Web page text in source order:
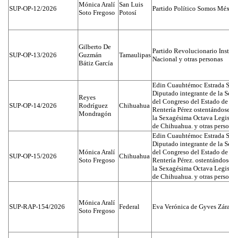
SUP-OP-12/2026
Mónica Aralí
Soto Fregoso
San Luis
Potosí
Partido Político Somos
SUP-OP-13/2026
Gilberto De
Guzmán
Bátiz García
Tamaulipas
Partido Revolucionario
Nacional y otras personas
SUP-OP-14/2026
Reyes
Rodríguez
Mondragón
Chihuahua
Edin Cuauhtémoc Estrada
Diputado integrante de la
del Congreso del Estado
Rentería Pérez
la Sexagésima Octava
de Chihuahua. y otras
SUP-OP-15/2026
Mónica Aralí
Soto Fregoso
Chihuahua
Edin Cuauhtémoc Estrada
Diputado integrante de la
del Congreso del Estado
Rentería Pérez.
la Sexagésima Octava
de Chihuahua. y otras
SUP-RAP-154/2026
Mónica Aralí
Soto Fregoso
Federal Eva Verónica de Gyves